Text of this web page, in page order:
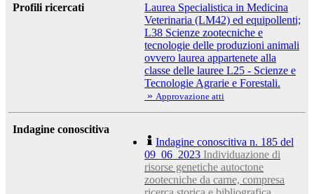
Profili ricercati
Laurea Specialistica in Medicina
Veterinaria (LM42) ed equipollenti;
L38 Scienze zootecniche e
tecnologie delle produzioni animali
ovvero laurea appartenete alla
classe delle lauree L25 - Scienze e
Tecnologie Agrarie e Forestali.
» Approvazione atti
Indagine conoscitiva
Indagine conoscitiva n. 185 del
09_06_2023 Individuazione di
risorse genetiche autoctone
zootecniche da carne, compresa